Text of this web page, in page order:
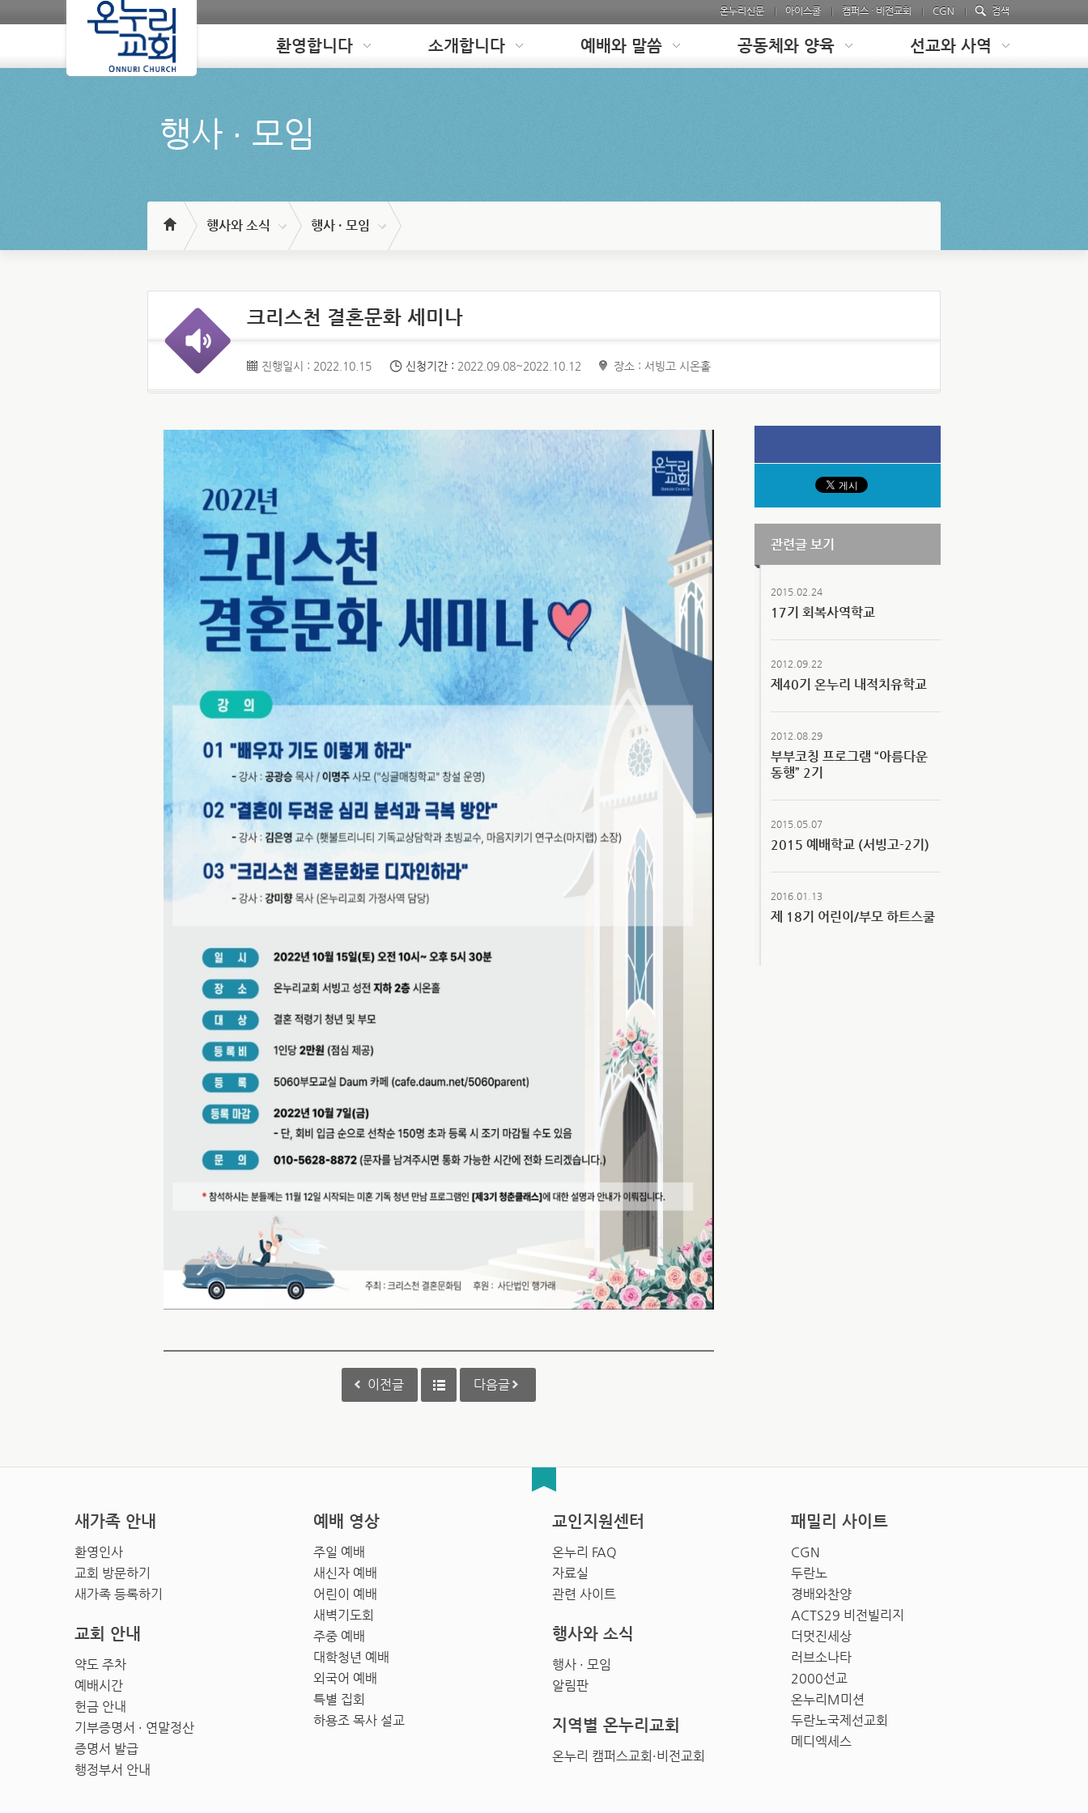
온누리신문 아이스쿨 캠퍼스 · 비전교회 CGN 검색
Loading 환영합니다 소개합니다 예배와 말씀 공동체와 양육 선교와 사역
행사 ∙ 모임
행사와 소식 행사 · 모임
크리스천 결혼문화 세미나
진행일시 : 2022.10.15 신청기간 : 2022.09.08~2022.10.12 장소 : 서빙고 시온홀
이전글 다음글
관련글 보기
2015.02.24
17기 회복사역학교
2012.09.22
제40기 온누리 내적치유학교
2012.08.29
부부코칭 프로그램 “아름다운
동행” 2기
2015.05.07
2015 예배학교 (서빙고-2기)
2016.01.13
제 18기 어린이/부모 하트스쿨
새가족 안내
환영인사
교회 방문하기
새가족 등록하기
예배 영상
주일 예배
새신자 예배
어린이 예배
새벽기도회
주중 예배
대학청년 예배
외국어 예배
특별 집회
하용조 목사 설교
교인지원센터
온누리 FAQ
자료실
관련 사이트
패밀리 사이트
CGN
두란노
경배와찬양
ACTS29 비전빌리지
더멋진세상
러브소나타
2000선교
온누리M미션
두란노국제선교회
메디엑세스
교회 안내
약도 주차
예배시간
헌금 안내
기부증명서 · 연말정산
증명서 발급
행정부서 안내
행사와 소식
행사 · 모임
알림판
지역별 온누리교회
온누리 캠퍼스교회·비전교회